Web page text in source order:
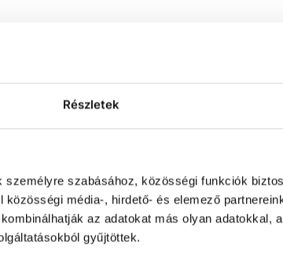
Részletek
személyre szabásához, közösségi funkciók
média-, hirdető- és elemező
az adatokat más olyan adatokkal,
gyűjtöttek.